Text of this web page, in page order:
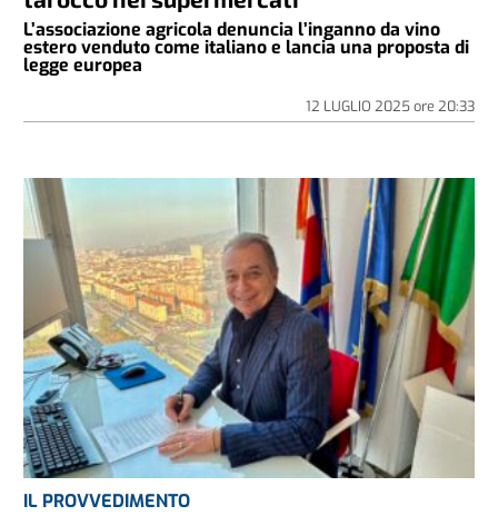
L’associazione agricola denuncia l’inganno da vino
estero venduto come italiano e lancia una proposta di
legge europea
12 LUGLIO 2025ore 20:33
IL PROVVEDIMENTO